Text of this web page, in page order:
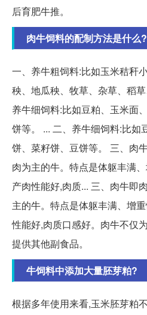
后育肥牛推。
肉牛饲料的配制方法是什么?
一、养牛粗饲料:比如玉米秸秆
秧、地瓜秧、牧草、杂草、稻草
养牛细饲料:比如豆粕、玉米面
饼等。 ... 二、养牛细饲料:比如
饼、菜籽饼、豆饼等。 三、肉
肉为主的牛。特点是体躯丰满、
产肉性能好,肉质... 三、肉牛即
主的牛。特点是体躯丰满、增
性能好,肉质口感好。肉牛不仅
提供其他副食品。
牛饲料中添加大量胚芽粕?
根据多年使用来看,玉米胚芽粕